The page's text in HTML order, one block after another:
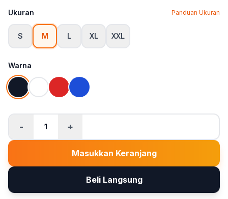
Ukuran Panduan Ukuran
S M L XL XXL
Warna
- 1 +
Masukkan Keranjang
Beli Langsung